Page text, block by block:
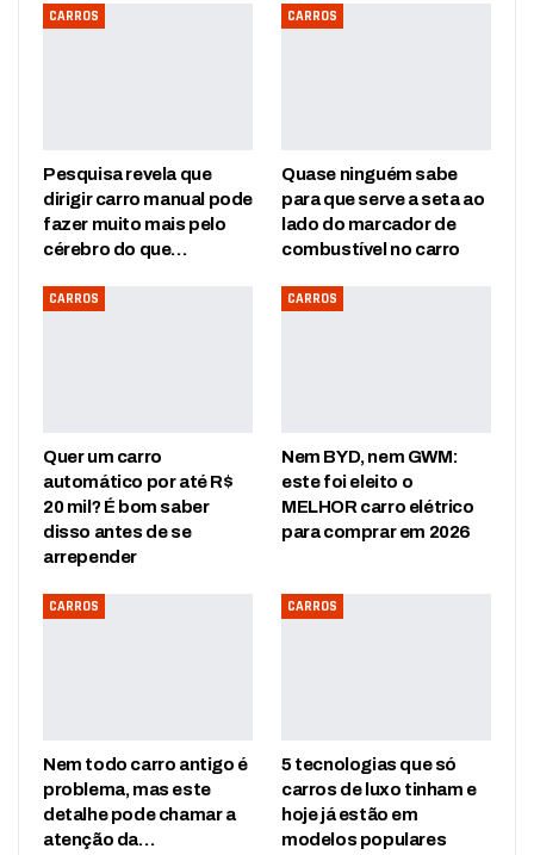
CARROS
Pesquisa revela que
dirigir carro manual pode
fazer muito mais pelo
cérebro do que…
CARROS
Quase ninguém sabe
para que serve a seta ao
lado do marcador de
combustível no carro
CARROS
Quer um carro
automático por até R$
20 mil? É bom saber
disso antes de se
arrepender
CARROS
Nem BYD, nem GWM:
este foi eleito o
MELHOR carro elétrico
para comprar em 2026
CARROS
Nem todo carro antigo é
problema, mas este
detalhe pode chamar a
atenção da…
CARROS
5 tecnologias que só
carros de luxo tinham e
hoje já estão em
modelos populares